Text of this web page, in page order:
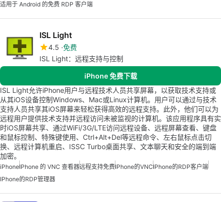
适用于 Android 的免费 RDP 客户端
ISL Light
4.5 免费
ISL Light：远程支持与控制
iPhone 免费下载
ISL Light允许iPhone用户与远程技术人员共享屏幕，以获取技术支持或
从其iOS设备控制Windows、Mac或Linux计算机。用户可以通过与技术
支持人员共享其iOS屏幕来轻松获得高效的远程支持。此外，他们可以为
远程用户提供技术支持并远程访问未被监视的计算机。该应用程序具有实
时iOS屏幕共享、通过WiFi/3G/LTE访问远程设备、远程屏幕查看、键盘
和鼠标控制、特殊键使用、Ctrl+Alt+Del等远程命令、左右鼠标点击切
换、远程计算机重启、ISSC Turbo桌面共享、文本聊天和安全的端到端
加密。
iPhoneIPhone 的 VNC 查看器远程支持免费IPhone的VNCIPhone的RDP客户端
IPhone的RDP管理器